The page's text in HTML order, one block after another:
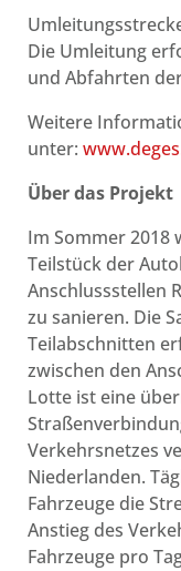
Die Umleitung
und Abfahrten
Weitere
unter:
Über das Projekt
Im Sommer 2018
Teilstück der
Anschlussstellen
zu sanieren. Die
Teilabschnitten
zwischen den
Lotte ist eine
Verkehrsnetzes
Niederlanden.
Fahrzeuge die
Anstieg des
Fahrzeuge pro